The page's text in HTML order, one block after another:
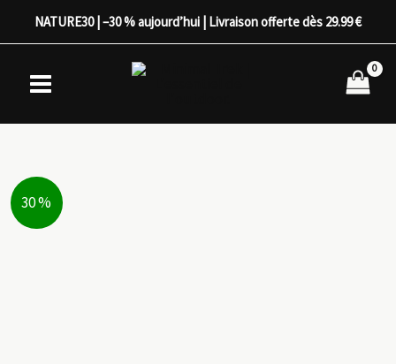
NATURE30 | –30 % aujourd’hui | Livraison offerte dès 29.99 €
30 %